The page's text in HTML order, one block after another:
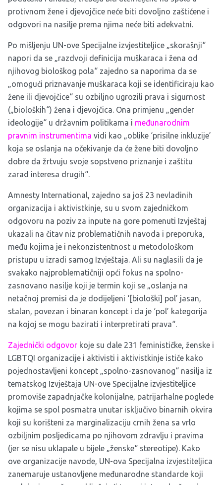
protivnom žene i djevojčice neće biti dovoljno zaštićene i
odgovori na nasilje prema njima neće biti adekvatni.
Po mišljenju UN-ove Specijalne izvjestiteljice „skorašnji“
napori da se „razdvoji definicija muškaraca i žena od
njihovog biološkog pola“ zajedno sa naporima da se
„omogući priznavanje muškaraca koji se identificiraju kao
žene ili djevojčice“ su ozbiljno ugrozili prava i sigurnost
(„bioloških“) žena i djevojčica. Ona primjenu „gender
ideologije“ u državnim politikama i međunarodnim
pravnim instrumentima vidi kao „oblike ‘prisilne inkluzije’
koja se oslanja na očekivanje da će žene biti dovoljno
dobre da žrtvuju svoje sopstveno priznanje i zaštitu
zarad interesa drugih“.
Amnesty International, zajedno sa još 23 nevladinih
organizacija i aktivistkinje, su u svom zajedničkom
odgovoru na poziv za inpute na gore pomenuti Izvještaj
ukazali na čitav niz problematičnih navoda i preporuka,
među kojima je i nekonzistentnost u metodološkom
pristupu u izradi samog Izvještaja. Ali su naglasili da je
svakako najproblematičniji opći fokus na spolno-
zasnovano nasilje koji je termin koji se „oslanja na
netačnoj premisi da je dodijeljeni ‘[biološki] pol’ jasan,
stalan, povezan i binaran koncept i da je ‘pol’ kategorija
na kojoj se mogu bazirati i interpretirati prava“.
Zajednički odgovor koje su dale 231 feminističke, ženske i
LGBTQI organizacije i aktivisti i aktivistkinje ističe kako
pojednostavljeni koncept „spolno-zasnovanog“ nasilja iz
tematskog Izvještaja UN-ove Specijalne izvjestiteljice
promoviše zapadnjačke kolonijalne, patrijarhalne poglede
kojima se spol posmatra unutar isključivo binarnih okvira
koji su korišteni za marginalizaciju crnih žena sa vrlo
ozbiljnim posljedicama po njihovom zdravlju i pravima
(jer se nisu uklapale u bijele „ženske“ stereotipe). Kako
ove organizacije navode, UN-ova Specijalna izvjestiteljica
zanemaruje ustanovljene međunarodne standarde koji